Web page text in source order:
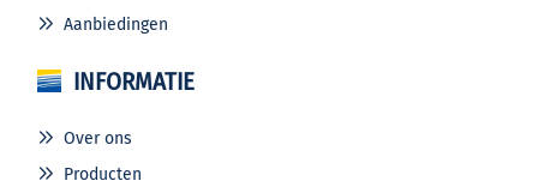
Aanbiedingen
INFORMATIE
Over ons
Producten